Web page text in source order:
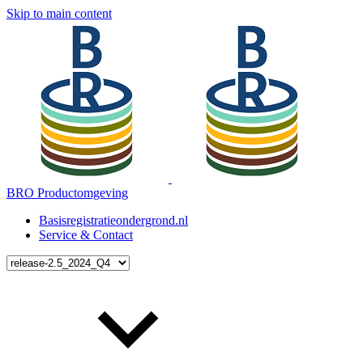
Skip to main content
BRO Productomgeving
Basisregistratieondergrond.nl
Service & Contact